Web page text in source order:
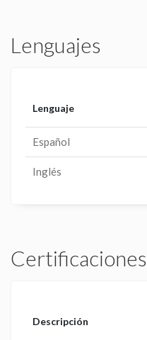
Certificaciones
Descripción
Lenguajes
Lenguaje
Español
Inglés